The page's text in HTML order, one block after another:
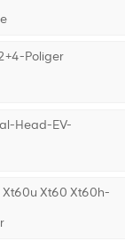
Poliger
Head-EV-
Xt60u Xt60 Xt60h-